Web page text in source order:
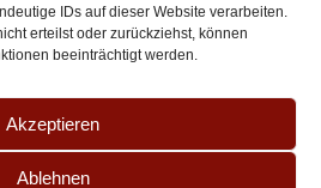
IDs auf dieser Website verarbeiten.
erteilst oder zurückziehst, können
beeinträchtigt werden.
Akzeptieren
Ablehnen
euch, sobald es neue Details gibt.